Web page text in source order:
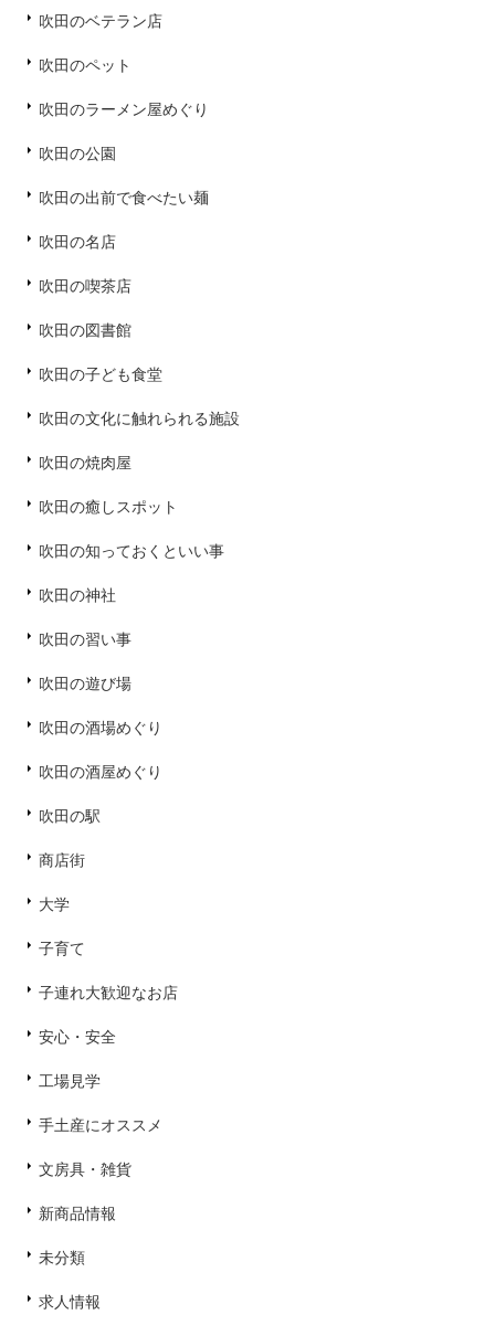
吹田のベテラン店
吹田のペット
吹田のラーメン屋めぐり
吹田の公園
吹田の出前で食べたい麺
吹田の名店
吹田の喫茶店
吹田の図書館
吹田の子ども食堂
吹田の文化に触れられる施設
吹田の焼肉屋
吹田の癒しスポット
吹田の知っておくといい事
吹田の神社
吹田の習い事
吹田の遊び場
吹田の酒場めぐり
吹田の酒屋めぐり
吹田の駅
商店街
大学
子育て
子連れ大歓迎なお店
安心・安全
工場見学
手土産にオススメ
文房具・雑貨
新商品情報
未分類
求人情報